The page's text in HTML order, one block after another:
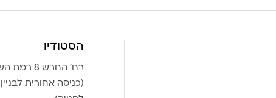
הסטודיו
רח׳ החרש 8 רמת השרון.
(כניסה אחורית